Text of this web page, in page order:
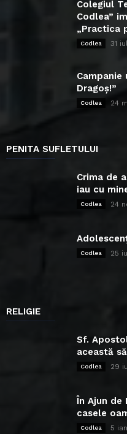
Colegiul
Codlea”
„Practica
Codlea 31
Campanie
Dragoș!”
Codlea 24
PENITA SUFLETULUI
Crima de
iau cu
Codlea 24
Codlea 25
RELIGIE
Sf.
această
Codlea 29
În Ajun
casele
Codlea 5